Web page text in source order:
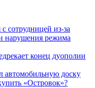
сотрудницей из-за
нарушения режима
конец дуополии
автомобильную доску
«Островок»?